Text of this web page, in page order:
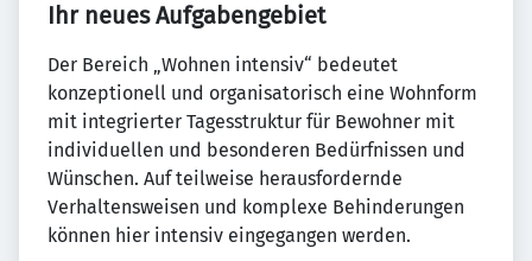
Ihr neues Aufgabengebiet
Der Bereich „Wohnen intensiv“ bedeutet
konzeptionell und organisatorisch eine Wohnform
mit integrierter Tagesstruktur für Bewohner mit
individuellen und besonderen Bedürfnissen und
Wünschen. Auf teilweise herausfordernde
Verhaltensweisen und komplexe Behinderungen
können hier intensiv eingegangen werden.